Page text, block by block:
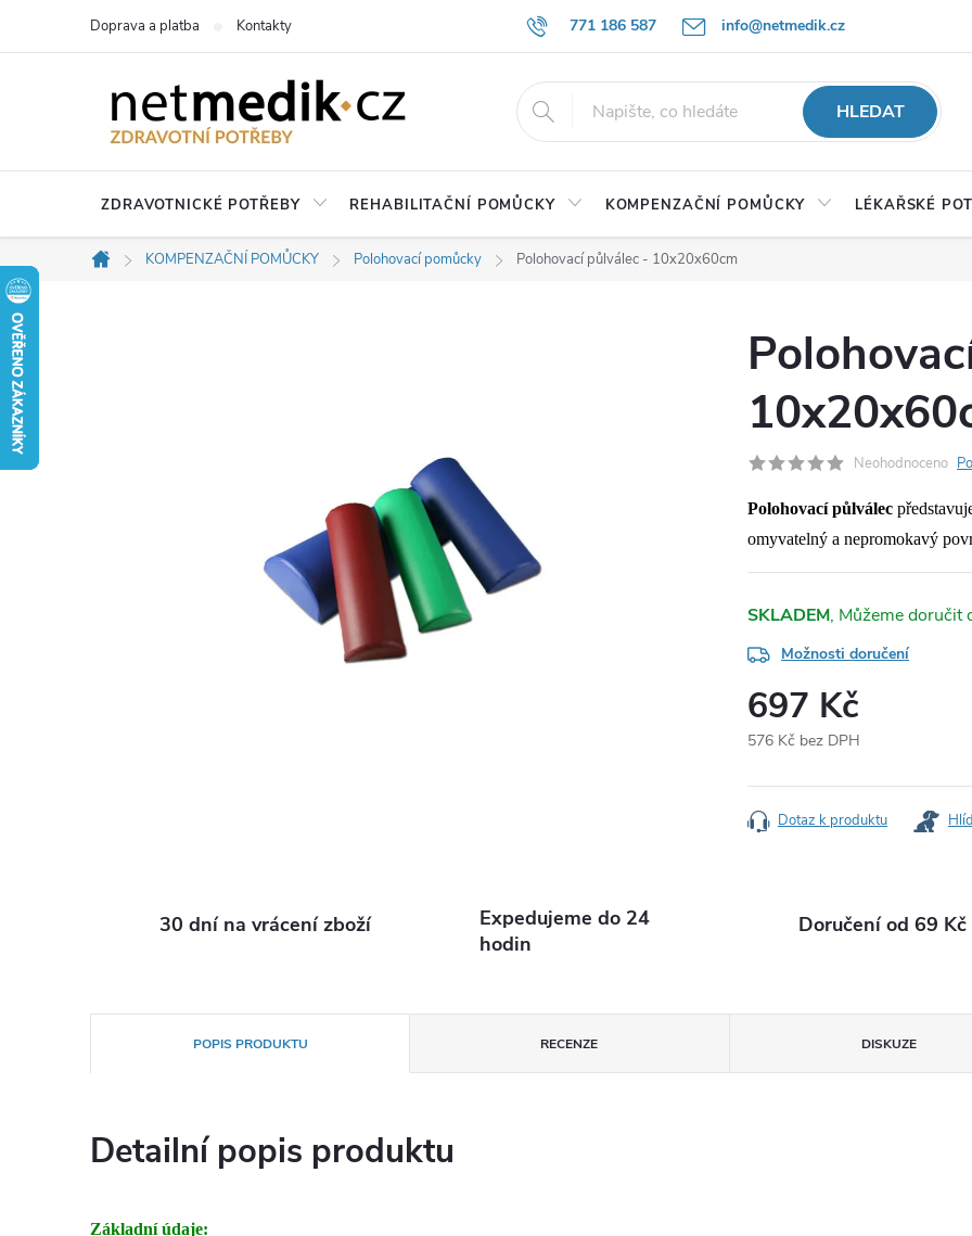
771 186 587 info@netmedik.cz
Doprava a platba Kontakty
HLEDAT
ZDRAVOTNICKÉ POTŘEBY REHABILITAČNÍ POMŮCKY KOMPENZAČNÍ POMŮCKY LÉKAŘSKÉ
Domů
KOMPENZAČNÍ POMŮCKY Polohovací pomůcky Polohovací půlválec - 10x20x60cm
Neohodnoceno
Polohovací půlválec
omyvatelný a nepromokavý
SKLADEM
Možnosti doručení
697 Kč
576 Kč bez DPH
cena:
Dotaz k produktu
30 dní na vrácení zboží
Expedujeme do 24
hodin
Doručení od 69 Kč
POPIS PRODUKTU RECENZE DISKUZE
Detailní popis produktu
Základní údaje: